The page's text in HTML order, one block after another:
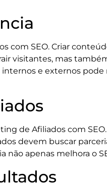
com SEO. Criar
visitantes, mas
e externos
de Afiliados com
devem buscar
apenas melhora o